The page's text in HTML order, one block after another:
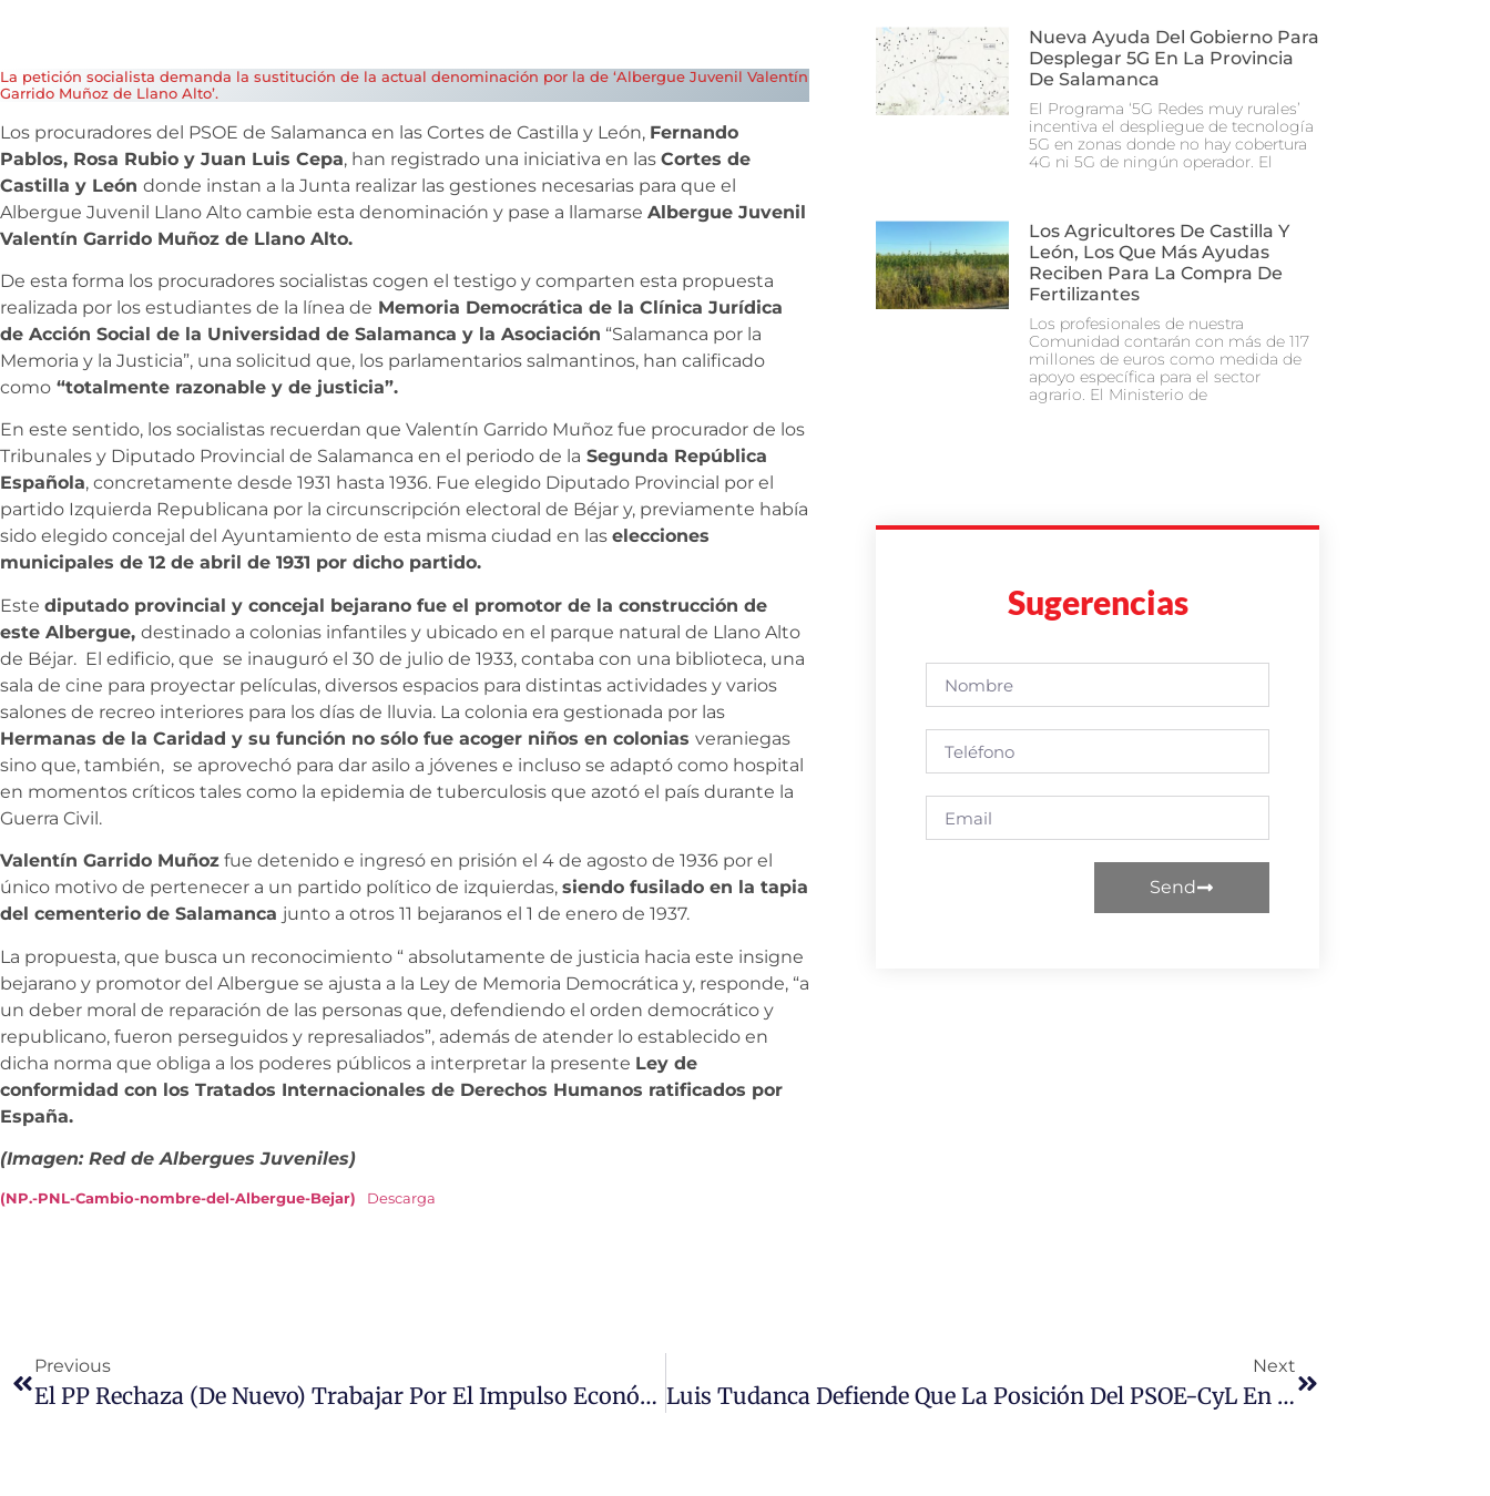
La petición socialista demanda la sustitución de la actual denominación por la de ‘Albergue Juvenil Valentín
Garrido Muñoz de Llano Alto’.
Los procuradores del PSOE de Salamanca en las Cortes de Castilla y León, Fernando
Pablos, Rosa Rubio y Juan Luis Cepa, han registrado una iniciativa en las Cortes de
Castilla y León donde instan a la Junta realizar las gestiones necesarias para que el
Albergue Juvenil Llano Alto cambie esta denominación y pase a llamarse Albergue Juvenil
Valentín Garrido Muñoz de Llano Alto.
De esta forma los procuradores socialistas cogen el testigo y comparten esta propuesta
realizada por los estudiantes de la línea de Memoria Democrática de la Clínica Jurídica
de Acción Social de la Universidad de Salamanca y la Asociación “Salamanca por la
Memoria y la Justicia”, una solicitud que, los parlamentarios salmantinos, han calificado
como “totalmente razonable y de justicia”.
En este sentido, los socialistas recuerdan que Valentín Garrido Muñoz fue procurador de los
Tribunales y Diputado Provincial de Salamanca en el periodo de la Segunda República
Española, concretamente desde 1931 hasta 1936. Fue elegido Diputado Provincial por el
partido Izquierda Republicana por la circunscripción electoral de Béjar y, previamente había
sido elegido concejal del Ayuntamiento de esta misma ciudad en las elecciones
municipales de 12 de abril de 1931 por dicho partido.
Este diputado provincial y concejal bejarano fue el promotor de la construcción de
este Albergue, destinado a colonias infantiles y ubicado en el parque natural de Llano Alto
de Béjar. El edificio, que se inauguró el 30 de julio de 1933, contaba con una biblioteca, una
sala de cine para proyectar películas, diversos espacios para distintas actividades y varios
salones de recreo interiores para los días de lluvia. La colonia era gestionada por las
Hermanas de la Caridad y su función no sólo fue acoger niños en colonias veraniegas
sino que, también, se aprovechó para dar asilo a jóvenes e incluso se adaptó como hospital
en momentos críticos tales como la epidemia de tuberculosis que azotó el país durante la
Guerra Civil.
Valentín Garrido Muñoz fue detenido e ingresó en prisión el 4 de agosto de 1936 por el
único motivo de pertenecer a un partido político de izquierdas, siendo fusilado en la tapia
del cementerio de Salamanca junto a otros 11 bejaranos el 1 de enero de 1937.
La propuesta, que busca un reconocimiento “ absolutamente de justicia hacia este insigne
bejarano y promotor del Albergue se ajusta a la Ley de Memoria Democrática y, responde, “a
un deber moral de reparación de las personas que, defendiendo el orden democrático y
republicano, fueron perseguidos y represaliados”, además de atender lo establecido en
dicha norma que obliga a los poderes públicos a interpretar la presente Ley de
conformidad con los Tratados Internacionales de Derechos Humanos ratificados por
España.
(Imagen: Red de Albergues Juveniles)
(NP.-PNL-Cambio-nombre-del-Albergue-Bejar) Descarga
Nueva Ayuda Del Gobierno Para
Desplegar 5G En La Provincia
De Salamanca
El Programa ‘5G Redes muy rurales’
incentiva el despliegue de tecnología
5G en zonas donde no hay cobertura
4G ni 5G de ningún operador. El
Los Agricultores De Castilla Y
León, Los Que Más Ayudas
Reciben Para La Compra De
Fertilizantes
Los profesionales de nuestra
Comunidad contarán con más de 117
millones de euros como medida de
apoyo específica para el sector
agrario. El Ministerio de
Sugerencias
Send
Previous
El PP Rechaza (de Nuevo) Trabajar Por El Impulso Económico De Salamanca
Next
Luis Tudanca Defiende Que La Posición Del PSOE-CyL En El Reparto De La Financiación Sigue «en El Mismo Sitio»